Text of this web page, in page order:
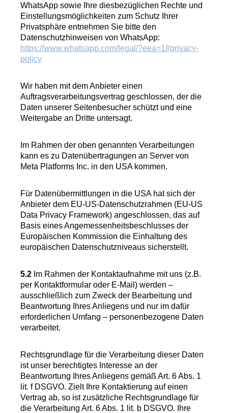
WhatsApp sowie Ihre diesbezüglichen Rechte und
Einstellungsmöglichkeiten zum Schutz Ihrer
Privatsphäre entnehmen Sie bitte den
Datenschutzhinweisen von WhatsApp:
https://www.whatsapp.com/legal/?eea=1#privacy-
policy
Wir haben mit dem Anbieter einen
Auftragsverarbeitungsvertrag geschlossen, der die
Daten unserer Seitenbesucher schützt und eine
Weitergabe an Dritte untersagt.
Im Rahmen der oben genannten Verarbeitungen
kann es zu Datenübertragungen an Server von
Meta Platforms Inc. in den USA kommen.
Für Datenübermittlungen in die USA hat sich der
Anbieter dem EU-US-Datenschutzrahmen (EU-US
Data Privacy Framework) angeschlossen, das auf
Basis eines Angemessenheitsbeschlusses der
Europäischen Kommission die Einhaltung des
europäischen Datenschutzniveaus sicherstellt.
5.2 Im Rahmen der Kontaktaufnahme mit uns (z.B.
per Kontaktformular oder E-Mail) werden –
ausschließlich zum Zweck der Bearbeitung und
Beantwortung Ihres Anliegens und nur im dafür
erforderlichen Umfang – personenbezogene Daten
verarbeitet.
Rechtsgrundlage für die Verarbeitung dieser Daten
ist unser berechtigtes Interesse an der
Beantwortung Ihres Anliegens gemäß Art. 6 Abs. 1
lit. f DSGVO. Zielt Ihre Kontaktierung auf einen
Vertrag ab, so ist zusätzliche Rechtsgrundlage für
die Verarbeitung Art. 6 Abs. 1 lit. b DSGVO. Ihre